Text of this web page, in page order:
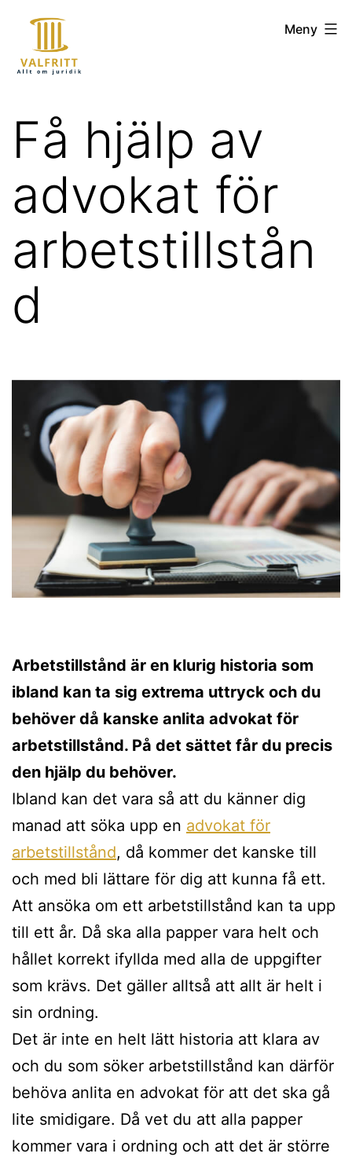
Hoppa
innehåll
valfritt.se Meny
Få hjälp av
advokat för
arbetstillstån
d
Arbetstillstånd är en klurig historia som
ibland kan ta sig extrema uttryck och du
behöver då kanske anlita advokat för
arbetstillstånd. På det sättet får du precis
den hjälp du behöver.
Ibland kan det vara så att du känner dig
manad att söka upp en advokat för
arbetstillstånd, då kommer det kanske till
och med bli lättare för dig att kunna få ett.
Att ansöka om ett arbetstillstånd kan ta upp
till ett år. Då ska alla papper vara helt och
hållet korrekt ifyllda med alla de uppgifter
som krävs. Det gäller alltså att allt är helt i
sin ordning.
Det är inte en helt lätt historia att klara av
och du som söker arbetstillstånd kan därför
behöva anlita en advokat för att det ska gå
lite smidigare. Då vet du att alla papper
kommer vara i ordning och att det är större